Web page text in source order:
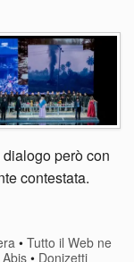
però con
contestata.
• Tutto il Web ne
• Donizetti